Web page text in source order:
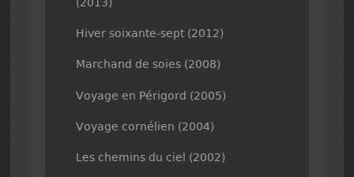
Hiver soixante-sept (2012)
Marchand de soies (2008)
Voyage en Périgord (2005)
Voyage cornélien (2004)
Les chemins du ciel (2002)